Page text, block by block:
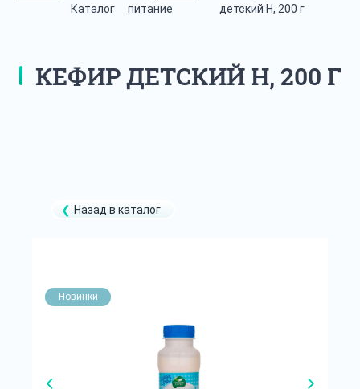
Каталог
питание
детский Н, 200 г
КЕФИР ДЕТСКИЙ Н, 200 Г
Назад в каталог
Новинки